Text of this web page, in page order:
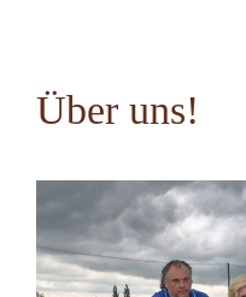
Über uns!